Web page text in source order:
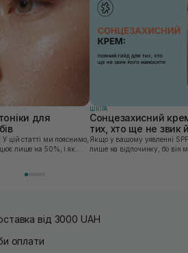
для
лише на 50%, і як
ШКIРА
Сонцезахисний
тих, хто ще не звик
Якщо у вашому уявленні
лише на відпочинку, бо він
від 3000 UAH
оплати